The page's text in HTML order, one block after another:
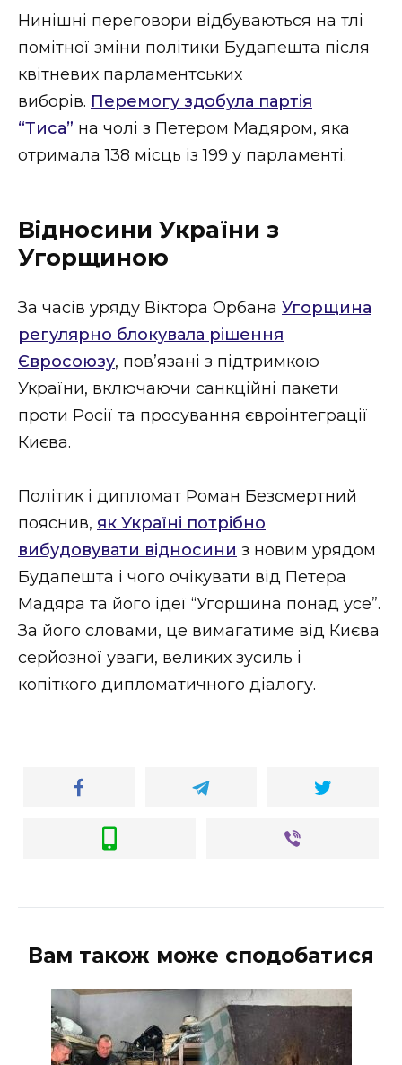
Нинішні переговори відбуваються на тлі
помітної зміни політики Будапешта після
квітневих парламентських
виборів. Перемогу здобула партія
“Тиса” на чолі з Петером Мадяром, яка
отримала 138 місць із 199 у парламенті.
Відносини України з
Угорщиною
За часів уряду Віктора Орбана Угорщина
регулярно блокувала рішення
Євросоюзу, пов’язані з підтримкою
України, включаючи санкційні пакети
проти Росії та просування євроінтеграції
Києва.
Політик і дипломат Роман Безсмертний
пояснив, як Україні потрібно
вибудовувати відносини з новим урядом
Будапешта і чого очікувати від Петера
Мадяра та його ідеї “Угорщина понад усе”.
За його словами, це вимагатиме від Києва
серйозної уваги, великих зусиль і
копіткого дипломатичного діалогу.
Вам також може сподобатися